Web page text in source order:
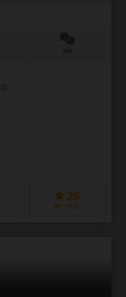
26
持ってる